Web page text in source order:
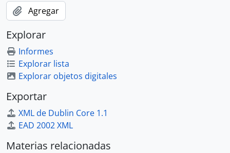
Agregar
Explorar
Informes
Explorar lista
Explorar objetos digitales
Exportar
XML de Dublin Core 1.1
EAD 2002 XML
Materias relacionadas